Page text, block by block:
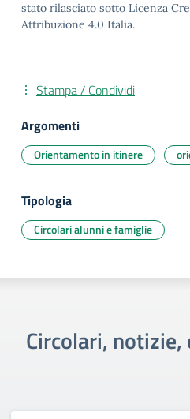
stato rilasciato sotto Licenza
Attribuzione 4.0 Italia.
Stampa / Condividi
Argomenti
Orientamento in itinere
Tipologia
Circolari alunni e famiglie
Circolari,